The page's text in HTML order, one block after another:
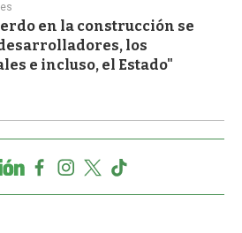
en la construcción se
los
e incluso, el Estado"